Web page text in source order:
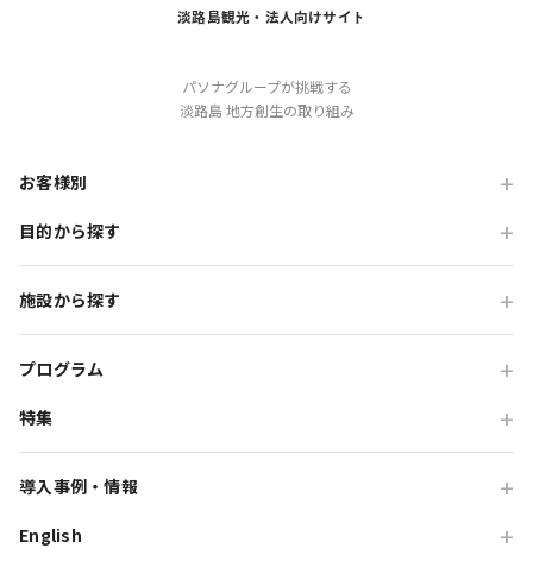
パソナグループが挑戦する
淡路島 地方創生の取り組み
お客様別
旅行会社の方
自治体・行政の方
目的から探す
研修・チームビルディング
インセンティブ・ご招待
高付加価値観光
貸切・イベント会場利用
教育旅行
施設から探す
オーシャンテラス
青海波
プログラム
団体体験プログラム
団体貸切プログラム
特集
導入事例・情報
旅行会社向け事例
English